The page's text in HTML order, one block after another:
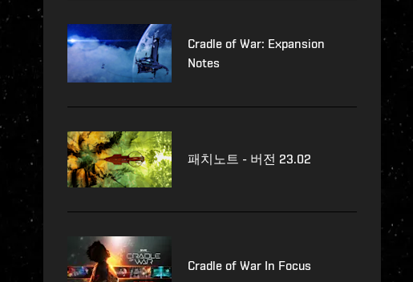
Cradle of War: Expansion
Notes
패치노트 - 버전 23.02
Cradle of War In Focus